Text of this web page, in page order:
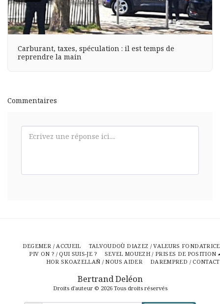
Carburant, taxes, spéculation : il est temps de
reprendre la main
Commentaires
Bertrand Deléon
Droits d'auteur © 2026 Tous droits réservés
DEGEMER / ACCUEIL
TALVOUDOÙ DIAZEZ / VALEURS
PIV ON ? / QUI SUIS-JE ?
SEVEL MOUEZH / PRISES DE POSITION
HOR SKOAZELLAÑ / NOUS AIDER
DAREMPRED /